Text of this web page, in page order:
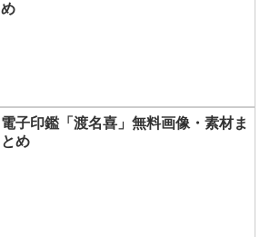
め
電子印鑑「渡名喜」無料画像・素材ま
とめ